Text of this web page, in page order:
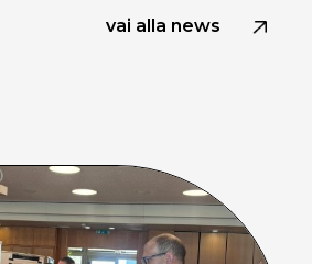
vai alla news